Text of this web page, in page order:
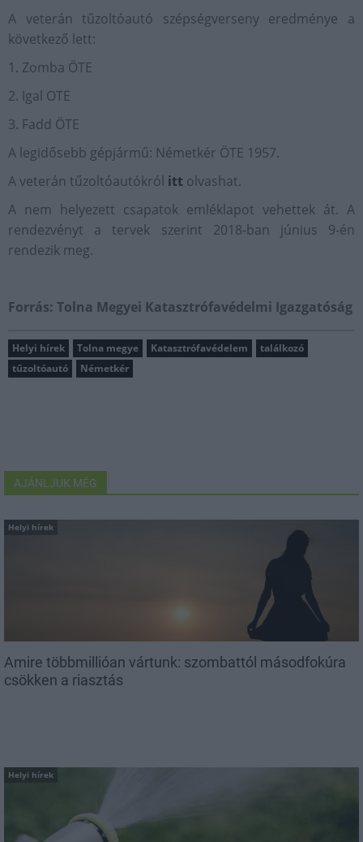
A veterán tűzoltóautó szépségverseny eredménye a
következő lett:
1. Zomba ÖTE
2. Igal OTE
3. Fadd ÖTE
A legidősebb gépjármű: Németkér ÖTE 1957.
A veterán tűzoltóautókról itt olvashat.
A nem helyezett csapatok emléklapot vehettek át. A
rendezvényt a tervek szerint 2018-ban június 9-én
rendezik meg.
Forrás: Tolna Megyei Katasztrófavédelmi Igazgatóság
Helyi hírek Tolna megye Katasztrófavédelem
találkozó
tűzoltóautó
Németkér
AJÁNLJUK MÉG
Helyi hírek
Amire többmillióan vártunk: szombattól másodfokúra
csökken a riasztás
Helyi hírek